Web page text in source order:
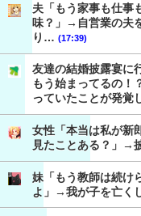
夫「もう家事も仕事
味？」→自営業の夫
り… (17:39)
友達の結婚披露宴
もう始まってるの
っていたことが発
女性「本当は私が新
見たことある？」→
妹「もう教師は続け
よ」→我が子を亡く